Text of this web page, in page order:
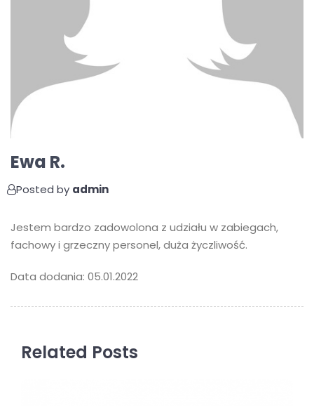
Ewa R.
Posted by admin
Jestem bardzo zadowolona z udziału w zabiegach,
fachowy i grzeczny personel, duża życzliwość.
Data dodania: 05.01.2022
Related Posts